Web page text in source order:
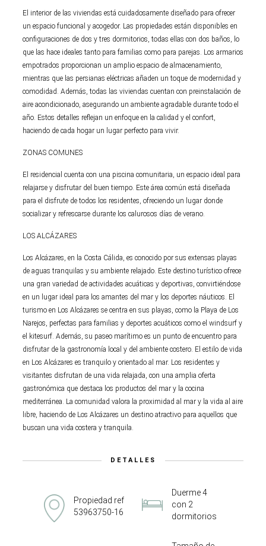
El interior de las viviendas está cuidadosamente diseñado para ofrecer
un espacio funcional y acogedor. Las propiedades están disponibles en
configuraciones de dos y tres dormitorios, todas ellas con dos baños, lo
que las hace ideales tanto para familias como para parejas. Los armarios
empotrados proporcionan un amplio espacio de almacenamiento,
mientras que las persianas eléctricas añaden un toque de modernidad y
comodidad. Además, todas las viviendas cuentan con preinstalación de
aire acondicionado, asegurando un ambiente agradable durante todo el
año. Estos detalles reflejan un enfoque en la calidad y el confort,
haciendo de cada hogar un lugar perfecto para vivir.
ZONAS COMUNES
El residencial cuenta con una piscina comunitaria, un espacio ideal para
relajarse y disfrutar del buen tiempo. Este área común está diseñada
para el disfrute de todos los residentes, ofreciendo un lugar donde
socializar y refrescarse durante los calurosos días de verano.
LOS ALCÁZARES
Los Alcázares, en la Costa Cálida, es conocido por sus extensas playas
de aguas tranquilas y su ambiente relajado. Este destino turístico ofrece
una gran variedad de actividades acuáticas y deportivas, convirtiéndose
en un lugar ideal para los amantes del mar y los deportes náuticos. El
turismo en Los Alcázares se centra en sus playas, como la Playa de Los
Narejos, perfectas para familias y deportes acuáticos como el windsurf y
el kitesurf. Además, su paseo marítimo es un punto de encuentro para
disfrutar de la gastronomía local y del ambiente costero. El estilo de vida
en Los Alcázares es tranquilo y orientado al mar. Los residentes y
visitantes disfrutan de una vida relajada, con una amplia oferta
gastronómica que destaca los productos del mar y la cocina
mediterránea. La comunidad valora la proximidad al mar y la vida al aire
libre, haciendo de Los Alcázares un destino atractivo para aquellos que
buscan una vida costera y tranquila.
DETALLES
Propiedad ref
53963750-16
Duerme 4
con 2
dormitorios